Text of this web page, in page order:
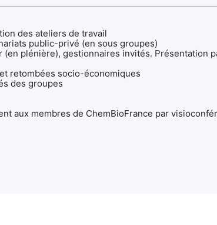
des ateliers de travail
public-privé (en sous groupes)
plénière), gestionnaires invités. Présentation
retombées socio-économiques
des groupes
aux membres de ChemBioFrance par